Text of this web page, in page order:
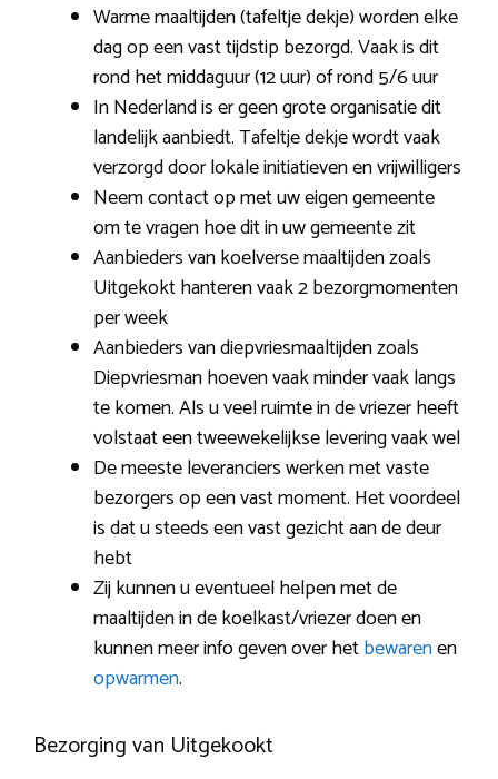
Warme maaltijden (tafeltje dekje) worden elke
dag op een vast tijdstip bezorgd. Vaak is dit
rond het middaguur (12 uur) of rond 5/6 uur
In Nederland is er geen grote organisatie dit
landelijk aanbiedt. Tafeltje dekje wordt vaak
verzorgd door lokale initiatieven en vrijwilligers
Neem contact op met uw eigen gemeente
om te vragen hoe dit in uw gemeente zit
Aanbieders van koelverse maaltijden zoals
Uitgekokt hanteren vaak 2 bezorgmomenten
per week
Aanbieders van diepvriesmaaltijden zoals
Diepvriesman hoeven vaak minder vaak langs
te komen. Als u veel ruimte in de vriezer heeft
volstaat een tweewekelijkse levering vaak wel
De meeste leveranciers werken met vaste
bezorgers op een vast moment. Het voordeel
is dat u steeds een vast gezicht aan de deur
hebt
Zij kunnen u eventueel helpen met de
maaltijden in de koelkast/vriezer doen en
kunnen meer info geven over hetbewarenen
opwarmen.
Bezorging van Uitgekookt